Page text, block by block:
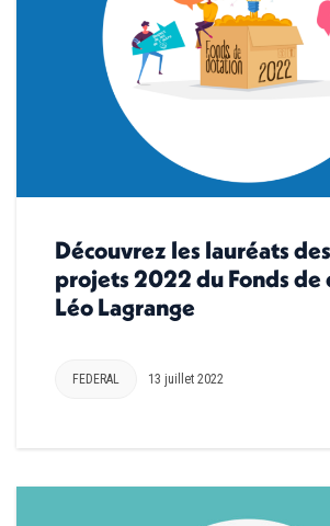
Découvrez les lauréats
projets 2022 du Fonds
Léo Lagrange
FEDERAL 13 juillet 2022